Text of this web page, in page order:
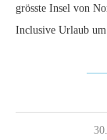
grösste Insel von
Inclusive Urlaub um